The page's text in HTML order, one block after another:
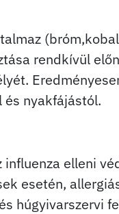
rendkívül
és nyakfájástól.
elleni
esetén,
húgyivarszervi